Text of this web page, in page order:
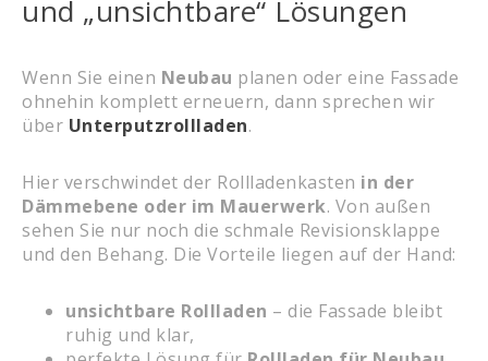
und „unsichtbare“ Lösungen
Wenn Sie einen Neubau planen oder eine Fassade
ohnehin komplett erneuern, dann sprechen wir
über Unterputzrollladen.
Hier verschwindet der Rollladenkasten in der
Dämmebene oder im Mauerwerk. Von außen
sehen Sie nur noch die schmale Revisionsklappe
und den Behang. Die Vorteile liegen auf der Hand:
unsichtbare Rollladen – die Fassade bleibt
ruhig und klar,